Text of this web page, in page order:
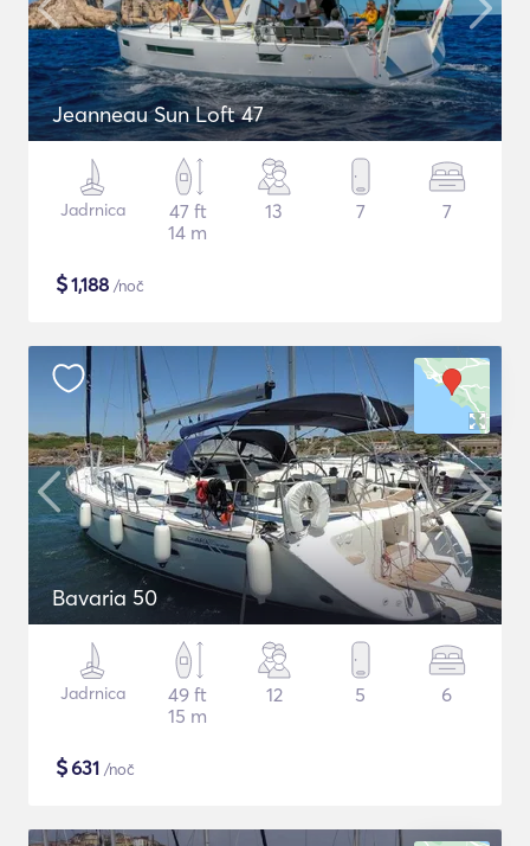
Jeanneau Sun Loft 47
Jadrnica
47 ft
14 m
13 7 7
$1,188 /noč
Bavaria 50
Jadrnica
49 ft
15 m
12 5 6
$631 /noč